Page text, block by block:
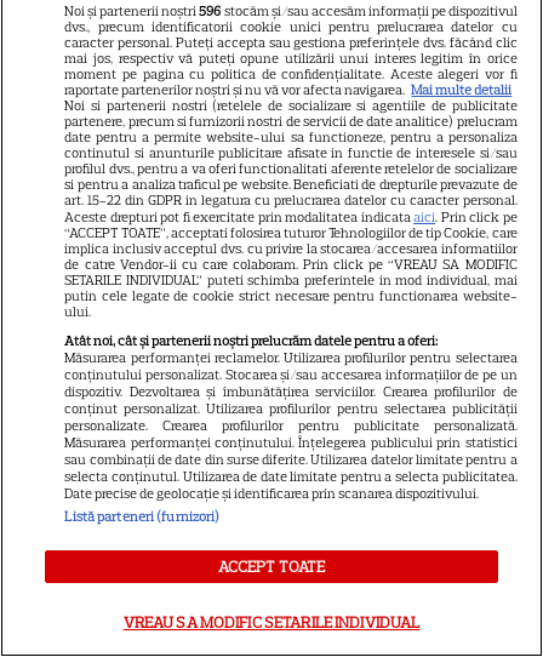
6
Premierele Prime Video din
august 2026: „Reacher”
sezonul 4, „Sterling Point” și
noi filme de neratat
17
DISNEY PLUS
Premiere Disney+ august
2026: „Camp Rock 3”,
„Futurama” și trilogia
platformă
DISNEY PLUS
Premiere de neratat pe Netflix,
Disney+ și SkyShowtime în
august: seriale noi, filme de
CINEMA
Noi și partenerii noștri596 stocăm și/sau accesăm informații pe dispozitivul
dvs., precum identificatorii cookie unici pentru prelucrarea datelor cu
caracter personal. Puteți accepta sau gestiona preferințele dvs. făcând clic
mai jos, respectiv vă puteți opune utilizării unui interes legitim în orice
moment pe pagina cu politica de confidențialitate. Aceste alegeri vor fi
raportate partenerilor noștri și nu vă vor afecta navigarea. Mai multe detalii
Noi si partenerii nostri (retelele de socializare si agentiile de publicitate
partenere, precum si furnizorii nostri de servicii de date analitice) prelucram
date pentru a permite website-ului sa functioneze, pentru a personaliza
continutul si anunturile publicitare afisate in functie de interesele si/sau
profilul dvs., pentru a va oferi functionalitati aferente retelelor de socializare
si pentru a analiza traficul pe website. Beneficiati de drepturile prevazute de
art. 15-22 din GDPR in legatura cu prelucrarea datelor cu caracter personal.
Aceste drepturi pot fi exercitate prin modalitatea indicataaici. Prin click pe
“ACCEPT TOATE”, acceptati folosirea tuturor Tehnologiilor de tip Cookie, care
implica inclusiv acceptul dvs. cu privire la stocarea/accesarea informatiilor
de catre Vendor-ii cu care colaboram. Prin click pe “VREAU SA MODIFIC
SETARILE INDIVIDUAL” puteti schimba preferintele in mod individual, mai
putin cele legate de cookie strict necesare pentru functionarea website-
ului.
Atât noi, cât și partenerii noștri prelucrăm datele pentru a oferi:
Măsurarea performanței reclamelor. Utilizarea profilurilor pentru selectarea
conținutului personalizat. Stocarea și/sau accesarea informațiilor de pe un
dispozitiv. Dezvoltarea și îmbunătățirea serviciilor. Crearea profilurilor de
conținut personalizat. Utilizarea profilurilor pentru selectarea publicității
personalizate. Crearea profilurilor pentru publicitate personalizată.
Măsurarea performanței conținutului. Înțelegerea publicului prin statistici
sau combinații de date din surse diferite. Utilizarea datelor limitate pentru a
selecta conținutul. Utilizarea de date limitate pentru a selecta publicitatea.
Date precise de geolocație și identificarea prin scanarea dispozitivului.
Listă parteneri (furnizori)
ACCEPT TOATE
VREAU SA MODIFIC SETARILE INDIVIDUAL